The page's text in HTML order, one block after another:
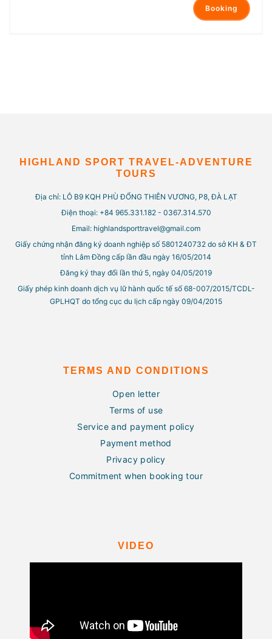
Booking
HIGHLAND SPORT TRAVEL-ADVENTURE
TOURS
Địa chỉ: LÔ B9 KQH PHÙ ĐỔNG THIÊN VƯƠNG, P8, ĐÀ LẠT
Điện thoại: +84 965.331.182 - 0367.314.570
Email: highlandsporttravel@gmail.com
Giấy chứng nhận đăng ký doanh nghiệp số 5801240732 do sở KH & ĐT
tỉnh Lâm Đồng cấp lần đầu ngày 16/05/2014
Đăng ký thay đổi lần thứ 5, ngày 04/05/2019
Giấy phép kinh doanh dịch vụ lữ hành quốc tế số 68-007/2015/TCDL-
GPLHQT do tổng cục du lịch cấp ngày 09/04/2015
TERMS AND CONDITIONS
Open letter
Terms of use
Service and payment policy
Payment method
Privacy policy
Commitment when booking tour
VIDEO